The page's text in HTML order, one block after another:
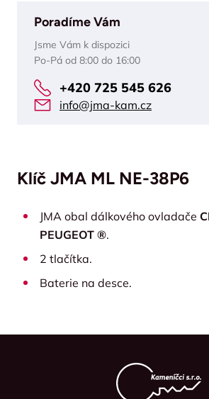
Poradíme Vám
Jsme Vám k dispozici
Po-Pá od 8:00 do 16:00
+420 725 545 626
info@jma-kam.cz
Klíč JMA ML NE-38P6
JMA obal dálkového ovladače
PEUGEOT ®.
2 tlačítka.
Baterie na desce.